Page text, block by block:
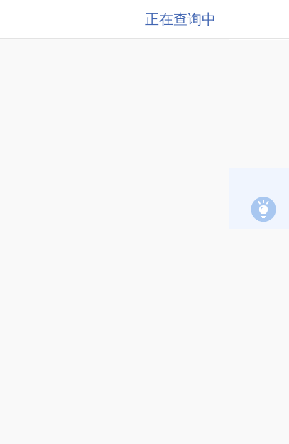
正在查询中